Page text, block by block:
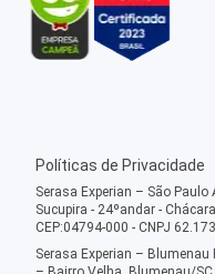
Políticas de Privacidade
Serasa Experian – São
Sucupira - 24ºandar -
CEP:04794-000 - CNPJ
Serasa Experian – Blumenau